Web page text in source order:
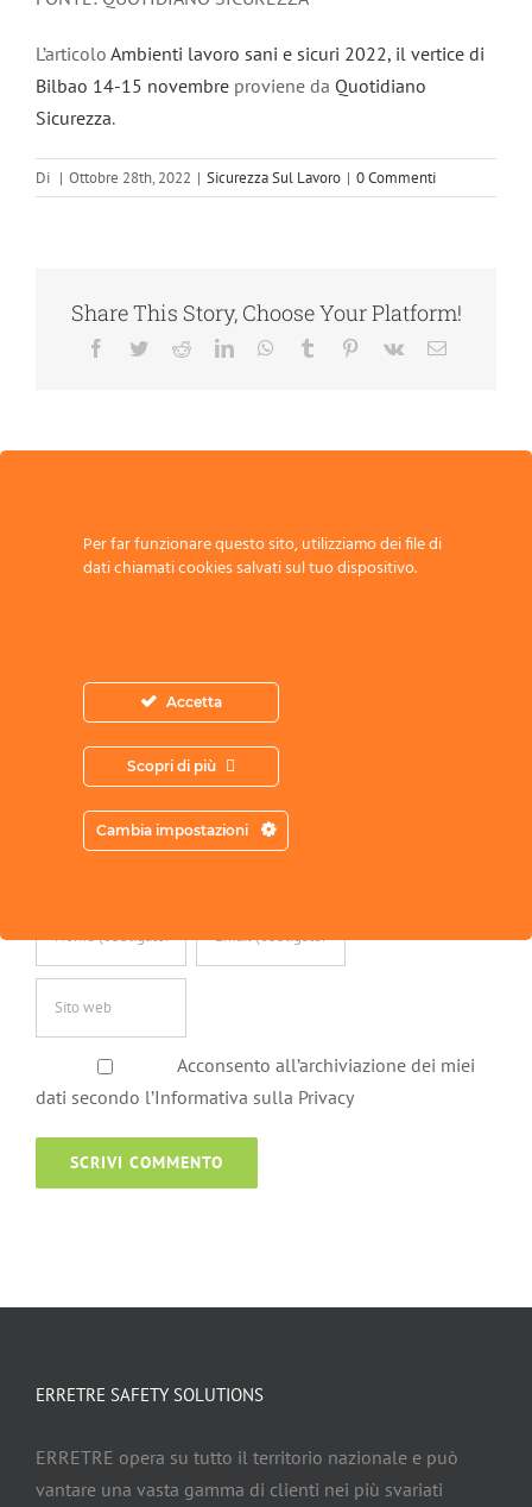
L’articolo Ambienti lavoro sani e sicuri 2022, il vertice di
Bilbao 14-15 novembre proviene da Quotidiano
Sicurezza.
Di | Ottobre 28th, 2022 | Sicurezza Sul Lavoro | 0 Commenti
Share This Story, Choose Your Platform!
Facebook
TwitterRedditLinkedInWhatsApp
Tumblr Pinterest
Vk Email
Commento
Acconsento all’archiviazione dei miei
dati secondo l’Informativa sulla Privacy
ERRETRE SAFETY SOLUTIONS
ERRETRE opera su tutto il territorio nazionale e può
vantare una vasta gamma di clienti nei più svariati
Per far funzionare questo sito, utilizziamo dei file di
dati chiamati cookies salvati sul tuo dispositivo.
Accetta
Scopri di più
Cambia impostazioni